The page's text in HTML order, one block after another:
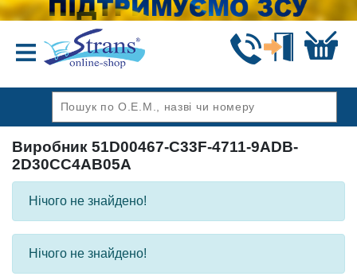
Виробник 51D00467-C33F-4711-9ADB-
2D30CC4AB05A
Нічого не знайдено!
Нічого не знайдено!